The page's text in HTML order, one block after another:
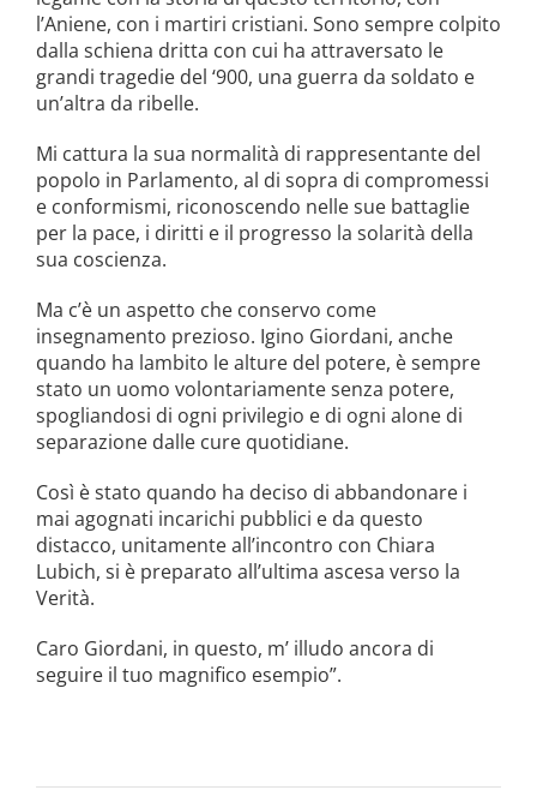
l’Aniene, con i martiri cristiani. Sono sempre colpito
dalla schiena dritta con cui ha attraversato le
grandi tragedie del ‘900, una guerra da soldato e
un’altra da ribelle.
Mi cattura la sua normalità di rappresentante del
popolo in Parlamento, al di sopra di compromessi
e conformismi, riconoscendo nelle sue battaglie
per la pace, i diritti e il progresso la solarità della
sua coscienza.
Ma c’è un aspetto che conservo come
insegnamento prezioso. Igino Giordani, anche
quando ha lambito le alture del potere, è sempre
stato un uomo volontariamente senza potere,
spogliandosi di ogni privilegio e di ogni alone di
separazione dalle cure quotidiane.
Così è stato quando ha deciso di abbandonare i
mai agognati incarichi pubblici e da questo
distacco, unitamente all’incontro con Chiara
Lubich, si è preparato all’ultima ascesa verso la
Verità.
Caro Giordani, in questo, m’ illudo ancora di
seguire il tuo magnifico esempio”.